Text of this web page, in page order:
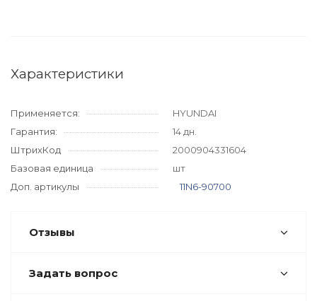
Характеристики
Применяется:
HYUNDAI
Гарантия:
14 дн.
ШтрихКод
2000904331604
Базовая единица
шт
Доп. артикулы
11N6-90700
Отзывы
Задать вопрос